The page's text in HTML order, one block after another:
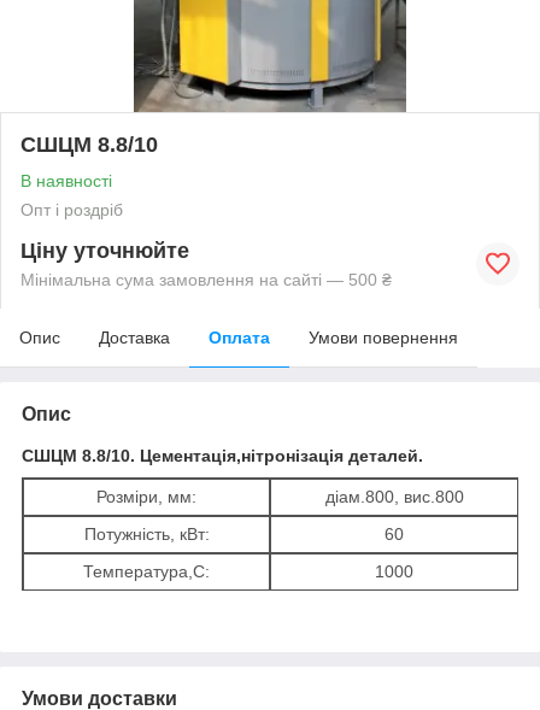
СШЦМ 8.8/10
В наявності
Опт і роздріб
Ціну уточнюйте
Мінімальна сума замовлення на сайті — 500 ₴
Опис Доставка Оплата Умови повернення
Опис
СШЦМ 8.8/10. Цементація,нітронізація деталей.
Розміри, мм:
діам.800, вис.800
Потужність, кВт:
60
Температура,С:
1000
Умови доставки